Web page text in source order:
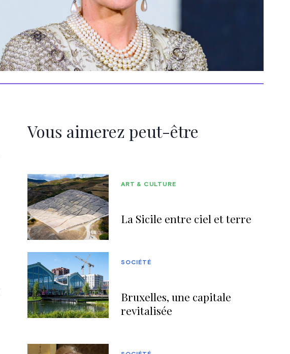
Vous aimerez peut-être
La Sicile entre ciel et terre
ART & CULTURE
Bruxelles, une capitale
revitalisée
SOCIÉTÉ